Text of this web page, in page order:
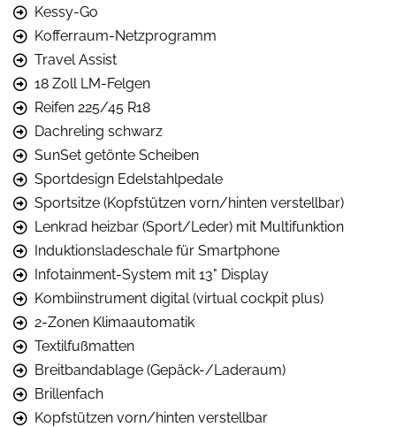
Kessy-Go
Kofferraum-Netzprogramm
Travel Assist
18 Zoll LM-Felgen
Reifen 225/45 R18
Dachreling schwarz
SunSet getönte Scheiben
Sportdesign Edelstahlpedale
Sportsitze (Kopfstützen vorn/hinten verstellbar)
Lenkrad heizbar (Sport/Leder) mit Multifunktion
Induktionsladeschale für Smartphone
Infotainment-System mit 13" Display
Kombiinstrument digital (virtual cockpit plus)
2-Zonen Klimaautomatik
Textilfußmatten
Breitbandablage (Gepäck-/Laderaum)
Brillenfach
Kopfstützen vorn/hinten verstellbar